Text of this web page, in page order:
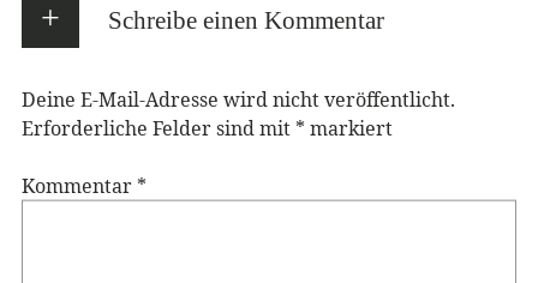
Schreibe einen Kommentar
Deine E-Mail-Adresse wird nicht veröffentlicht.
Erforderliche Felder sind mit * markiert
Kommentar *